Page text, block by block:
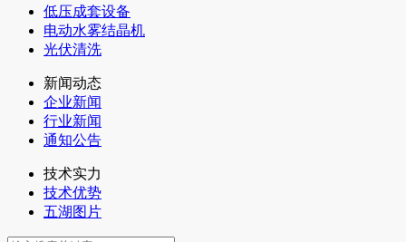
低压成套设备
电动水雾结晶机
光伏清洗
新闻动态
企业新闻
行业新闻
通知公告
技术实力
技术优势
五湖图片